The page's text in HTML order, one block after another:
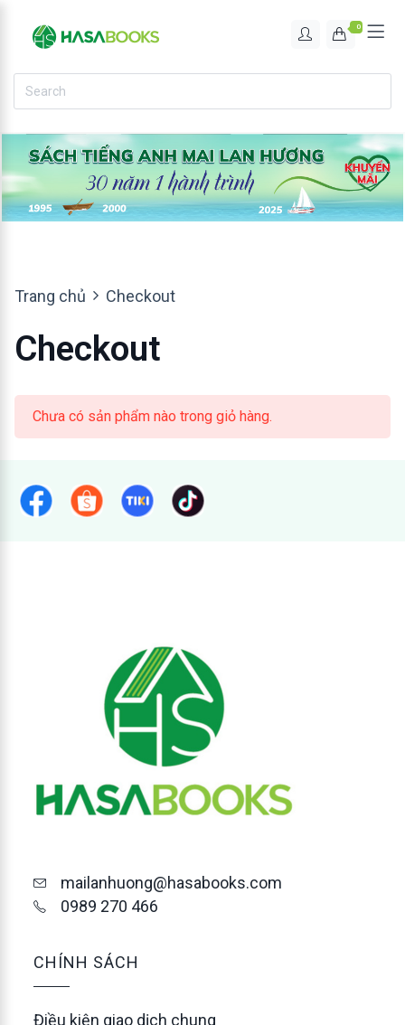
0
Trang chủ Checkout
Checkout
Chưa có sản phẩm nào trong giỏ hàng.
mailanhuong@hasabooks.com
0989 270 466
CHÍNH SÁCH
Điều kiện giao dịch chung